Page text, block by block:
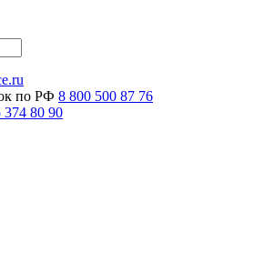
по РФ 8 800 500 87 76
374 80 90